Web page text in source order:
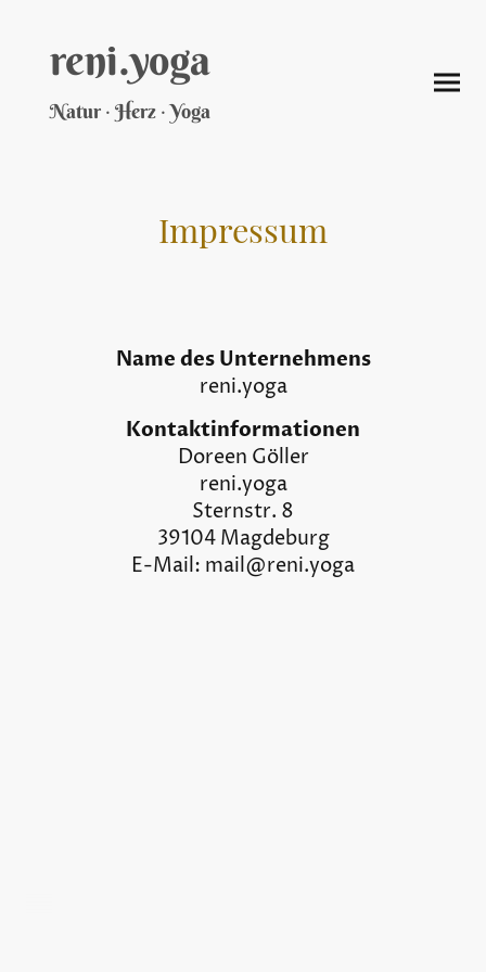
reni.yoga
Natur · Herz ·Yoga
Name des Unternehmens
reni.yoga
Kontaktinformationen
Doreen Göller
reni.yoga
Sternstr. 8
39104 Magdeburg
E-Mail: mail@reni.yoga
Impressum